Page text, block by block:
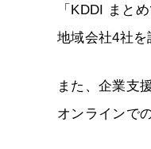
「KDDI まと
地域会社4社を
また、企業支
オンラインで